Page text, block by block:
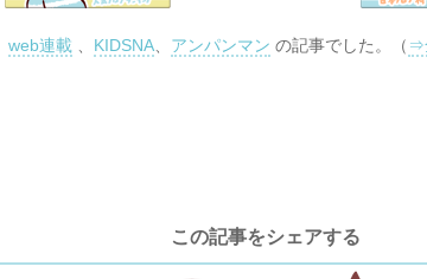
web連載 KIDSNA、 アンパンマン の記事でした。（ ⇒
この記事をシェアする